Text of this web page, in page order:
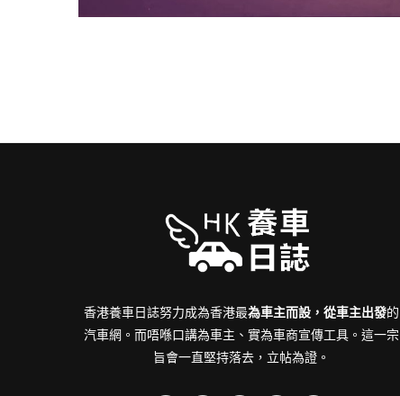
香港養車日誌努力成為香港最為車主而設，從車主出發的
汽車網。而唔喺口講為車主、實為車商宣傳工具。這一宗
旨會一直堅持落去，立帖為證。